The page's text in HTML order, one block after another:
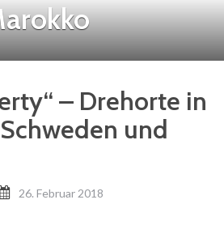
– Drehorte in
und
26. Februar 2018